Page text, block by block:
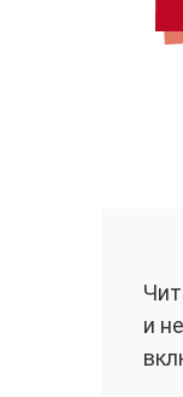
и